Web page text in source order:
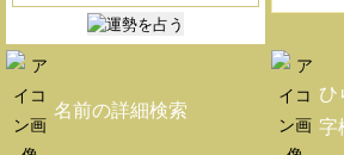
名前の詳細検索
ひ
字